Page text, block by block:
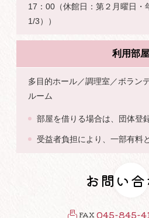
17：00（休館日：第２月曜日・
1/3））
利用部屋
多目的ホール／調理室／ボラン
ルーム
部屋を借りる場合は、団体登
受益者負担により、一部有料
お問い
FAX 045-845-